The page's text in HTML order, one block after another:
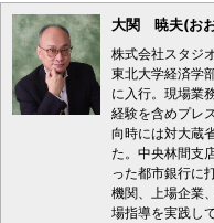
大関 暁夫(お
株式会社スタジ
東北大学経済学
に入行。現場業
経験を含めプレ
向時には対大蔵
た。中央林間支
った都市銀行に
機関、上場企業
場指導を実践し